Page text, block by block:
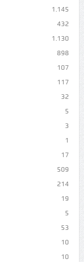
1.145
432
1.130
898
107
117
32
5
3
1
17
509
214
19
5
53
10
10